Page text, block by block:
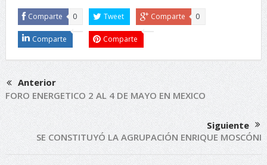
Comparte 0 Tweet Comparte 0
Comparte Comparte
Anterior
FORO ENERGETICO 2 AL 4 DE MAYO EN MEXICO
Siguiente
SE CONSTITUYÓ LA AGRUPACIÓN ENRIQUE MOSCÓNI